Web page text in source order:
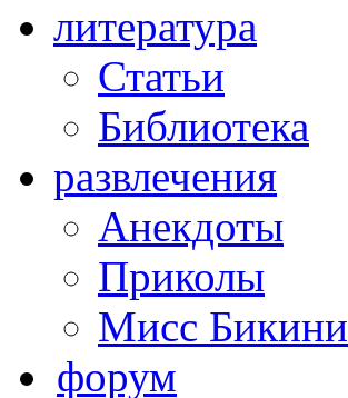
литература
Статьи
Библиотека
развлечения
Анекдоты
Приколы
Мисс Бикини
форум